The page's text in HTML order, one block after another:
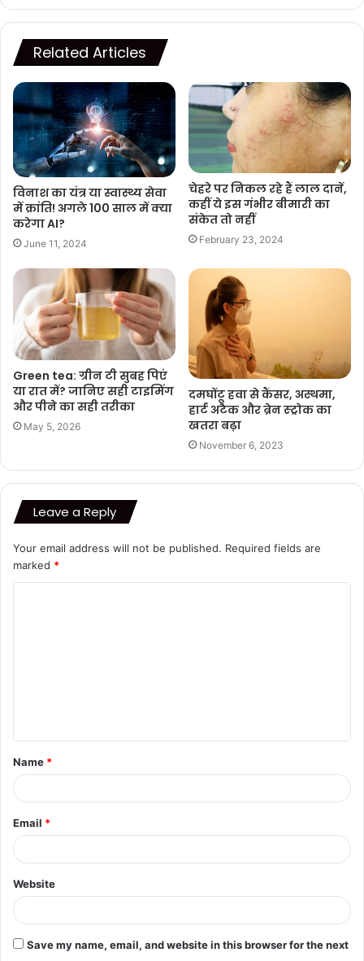
Related Articles
विनाश का यंत्र या स्वास्थ्य सेवा
में क्रांति! अगले 100 साल में क्या
करेगा AI?
June 11, 2024
चेहरे पर निकल रहे हैं लाल दानें,
कहीं ये इस गंभीर बीमारी का
संकेत तो नहीं
February 23, 2024
Green tea: ग्रीन टी सुबह पिएं
या रात में? जानिए सही टाइमिंग
और पीने का सही तरीका
May 5, 2026
दमघोंटू हवा से कैंसर, अस्थमा,
हार्ट अटैक और ब्रेन स्ट्रोक का
खतरा बढ़ा
November 6, 2023
Leave a Reply
Your email address will not be published. Required fields are
marked *
t
*
Name *
Email *
Website
Save my name, email, and website in this browser for the next